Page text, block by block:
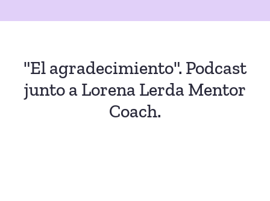
"El agradecimiento". Podcast
junto a Lorena Lerda Mentor
Coach.